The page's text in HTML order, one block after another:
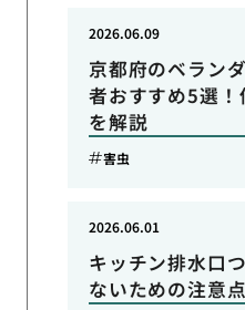
京都府のベラン
者おすすめ5選
を解説
2026.06.09
害虫
キッチン排水口
ないための注意点
2026.06.01